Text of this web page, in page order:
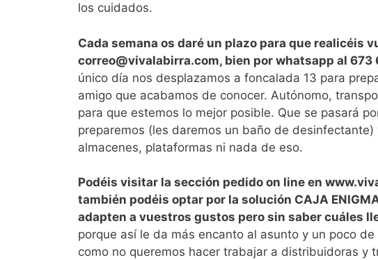
los cuidados.
Cada semana os daré un plazo para que realicéis
correo@vivalabirra.com, bien por whatsapp al 673
único día nos desplazamos a foncalada 13 para
amigo que acabamos de conocer. Autónomo,
para que estemos lo mejor posible. Que se pasará
preparemos (les daremos un baño de
almacenes, plataformas ni nada de eso.
Podéis visitar la sección pedido on line en
también podéis optar por la solución CAJA
adapten a vuestros gustos pero sin saber cuáles
porque así le da más encanto al asunto y un poco
como no queremos hacer trabajar a distribuidoras y